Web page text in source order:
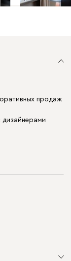
продаж
дизайнерами